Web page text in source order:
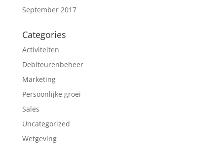
September 2017
Categories
Activiteiten
Debiteurenbeheer
Marketing
Persoonlijke groei
Sales
Uncategorized
Wetgeving